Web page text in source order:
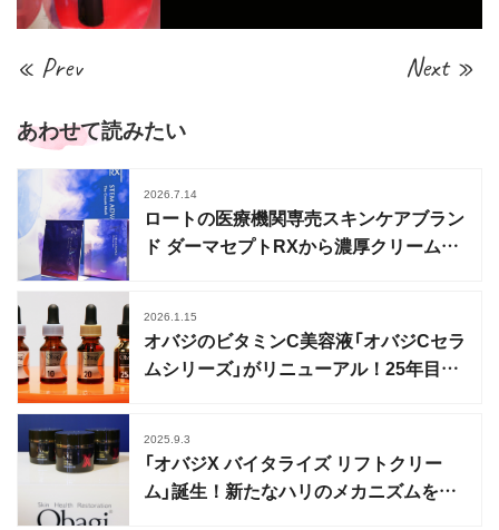
« Prev Next »
あわせて読みたい
2026.7.14
ロートの医療機関専売スキンケアブラン
ド ダーマセプトRXから濃厚クリームマ
2026.1.15
オバジのビタミンC美容液「オバジCセラ
ムシリーズ」がリニューアル！25年目の
2025.9.3
「オバジX バイタライズ リフトクリー
ム」誕生！新たなハリのメカニズムを解